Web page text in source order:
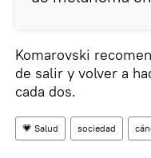
Komarovski
de salir y volver a
cada dos.
💗 Salud sociedad